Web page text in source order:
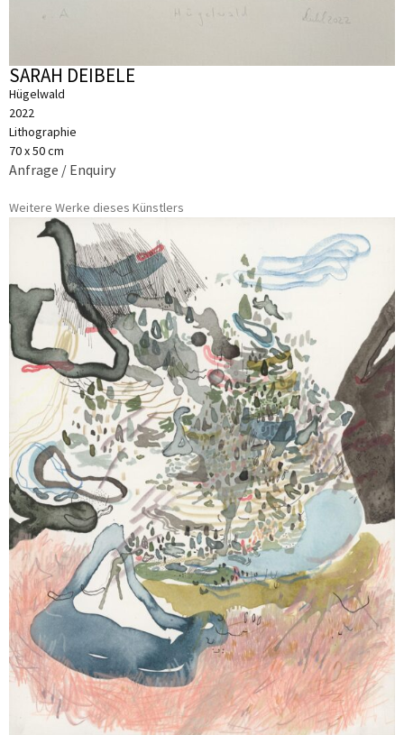
SARAH DEIBELE
Hügelwald
2022
Lithographie
70 x 50 cm
Anfrage / Enquiry
Weitere Werke dieses Künstlers